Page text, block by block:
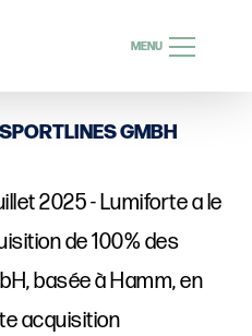
MENU
GMBH
2025 - Lumiforte a le
de 100% des
basée à Hamm, en
acquisition